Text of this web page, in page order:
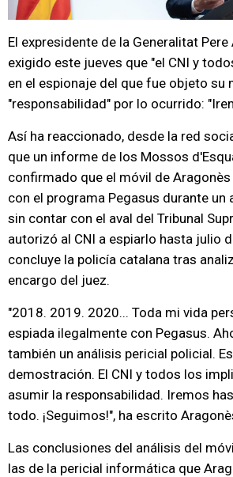
El expresidente de la Generalitat
exigido este jueves que "el CNI y
en el espionaje del que fue objeto su
"responsabilidad" por lo ocurrido:
Así ha reaccionado, desde la red
que un informe de los Mossos
confirmado que el móvil de
con el programa Pegasus durante un
sin contar con el aval del Tribunal
autorizó al CNI a espiarlo hasta julio
concluye la policía catalana tras
encargo del juez.
"2018. 2019. 2020... Toda mi vida
espiada ilegalmente con Pegasus.
también un análisis pericial policial.
demostración. El CNI y todos los
asumir la responsabilidad. Iremos
todo. ¡Seguimos!", ha escrito
Las conclusiones del análisis del
las de la pericial informática que